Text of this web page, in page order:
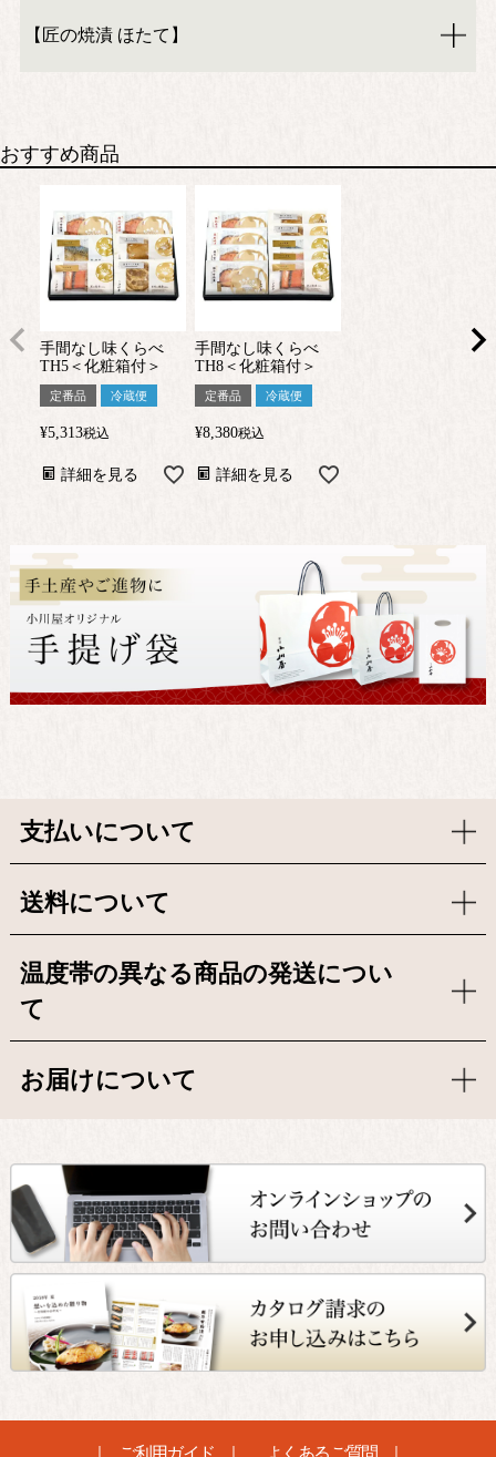
【匠の焼漬 ほたて】
おすすめ商品
手間なし味くらべ
TH5＜化粧箱付＞
定番品 冷蔵便
¥5,313税込
詳細を見る
手間なし味くらべ
TH8＜化粧箱付＞
定番品 冷蔵便
¥8,380税込
詳細を見る
支払いについて
送料について
温度帯の異なる商品の発送につい
て
お届けについて